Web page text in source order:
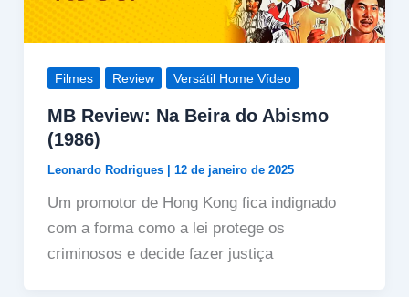
Filmes Review Versátil Home Vídeo
MB Review: Na Beira do Abismo
(1986)
Leonardo Rodrigues 12 de janeiro de 2025
Um promotor de Hong Kong fica indignado
com a forma como a lei protege os
criminosos e decide fazer justiça